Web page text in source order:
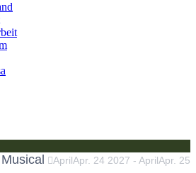
AprilApr. 24 2027 - AprilApr. 25